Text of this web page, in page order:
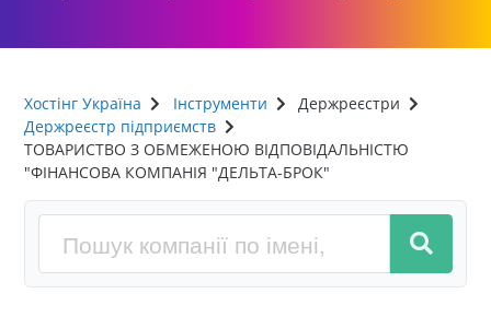
Хостінг Україна Інструменти
Держреєстри
Держреєстр підприємств
ТОВАРИСТВО З ОБМЕЖЕНОЮ ВІДПОВІДАЛЬНІСТЮ
"ФІНАНСОВА КОМПАНІЯ "ДЕЛЬТА-БРОК"